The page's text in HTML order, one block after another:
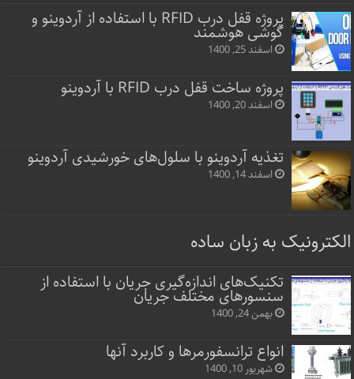
پروژه قفل‌ درب RFID با استفاده از آردوینو و
گوشی هوشمند
اسفند 25, 1400
پروژه ساخت قفل‌ درب RFID با آردوینو
اسفند 20, 1400
تغذیه آردوینو با سلول‌های خورشیدی آردوینو
اسفند 14, 1400
الکترونیک به زبان ساده
تکنیک‌های اندازه‌گیری جریان با استفاده از
سنسورهای مختلف جریان
بهمن 24, 1400
انواع ترانسفورمرها و کاربرد آنها
شهریور 10, 1400